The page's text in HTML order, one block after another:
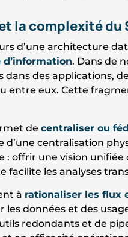
la complexité du
d’une architecture
. Dans de
des applications,
entre eux. Cette
de centraliser ou
d’une centralisation
: offrir une vision
facilite les analyses
à rationaliser les flux
les données et des
redondants et de